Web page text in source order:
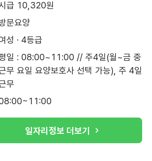
급 10,320원
문요양
성 · 4등급
일 : 08:00~11:00 // 주4일(월~금 중
무 요일 요양보호사 선택 가능), 주 4일
무
일자리정보 더보기